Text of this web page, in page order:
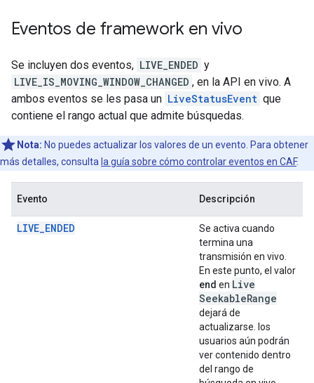
Eventos de framework en vivo
Se incluyen dos eventos, LIVE_ENDED y
LIVE_IS_MOVING_WINDOW_CHANGED , en la API en vivo. A
ambos eventos se les pasa un LiveStatusEvent que
contiene el rango actual que admite búsquedas.
Nota: No puedes actualizar los valores de un evento. Para obtener
más detalles, consulta la guía sobre cómo controlar eventos en CAF.
Evento Descripción
LIVE_ENDED
Se activa cuando
termina una
transmisión en vivo.
En este punto, el valor
end en Live
SeekableRange
dejará de
actualizarse. los
usuarios aún podrán
ver contenido dentro
del rango de